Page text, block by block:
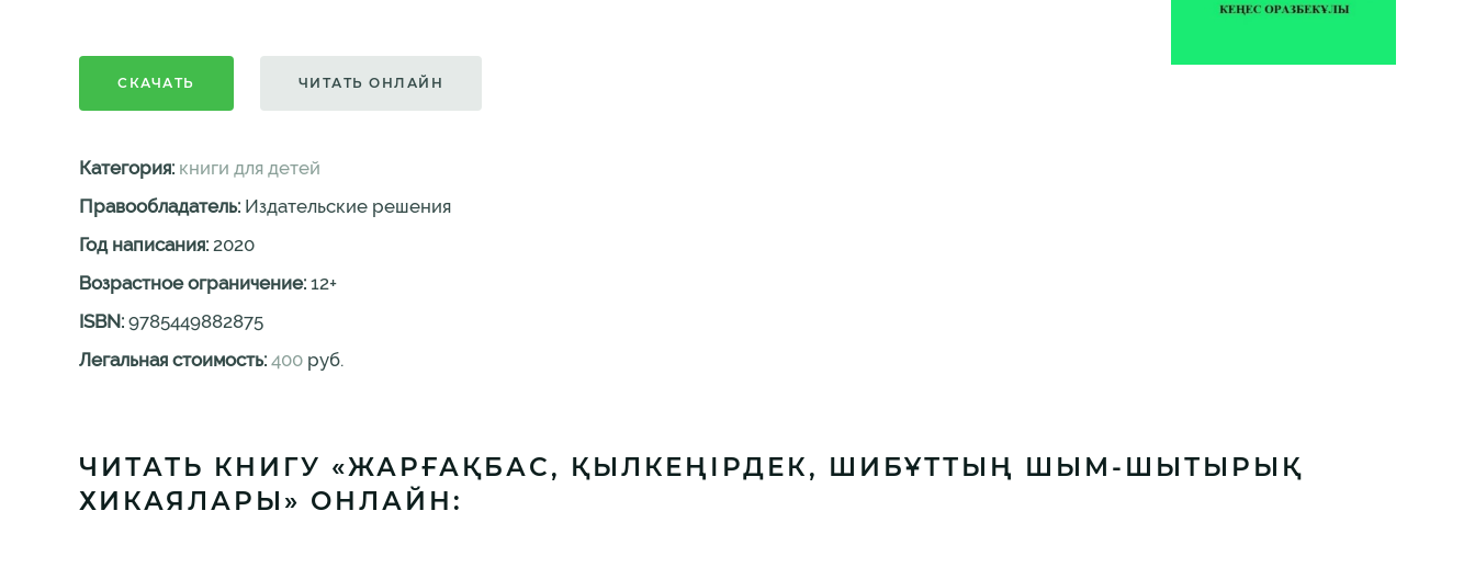
СКАЧАТЬ ЧИТАТЬ ОНЛАЙН
Категория: книги для детей
Правообладатель: Издательские решения
Год написания: 2020
Возрастное ограничение: 12+
ISBN: 9785449882875
Легальная стоимость: 400 руб.
ЧИТАТЬ КНИГУ «ЖАРҒАҚБАС, ҚЫЛКЕҢІРДЕК, ШИБҰТТЫҢ ШЫМ-ШЫТЫРЫҚ
ХИКАЯЛАРЫ» ОНЛАЙН: